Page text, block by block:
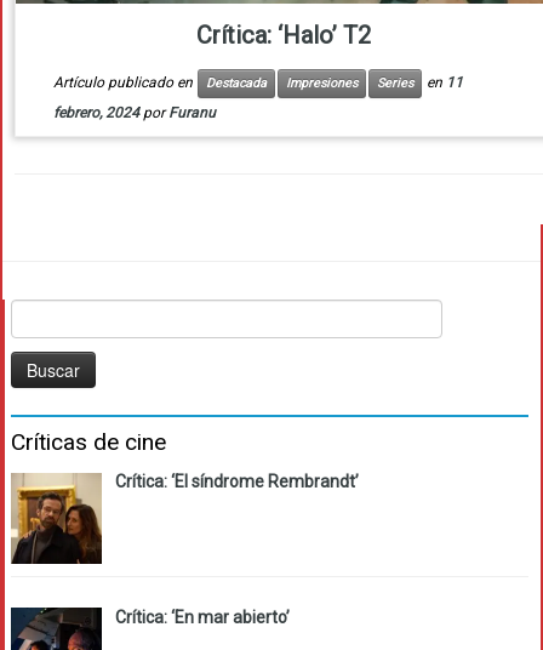
Crítica: ‘Halo’ T2
Artículo publicado en Destacada Impresiones Series en 11
febrero, 2024 porFuranu
Críticas de cine
Crítica: ‘El síndrome Rembrandt’
Crítica: ‘En mar abierto’